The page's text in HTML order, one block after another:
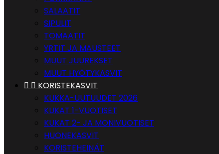
SALAATIT
SIPULIT
TOMAATIT
YRTIT JA MAUSTEET
MUUT JUUREKSET
MUUT HYÖTYKASVIT
  KORISTEKASVIT
KUKKA-UUTUUDET 2026
KUKAT 1-VUOTISET
KUKAT 2- JA MONIVUOTISET
HUONEKASVIT
KORISTEHEINÄT